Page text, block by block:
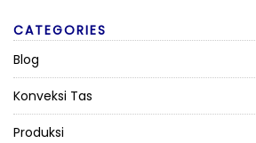
CATEGORIES
Blog
Konveksi Tas
Produksi